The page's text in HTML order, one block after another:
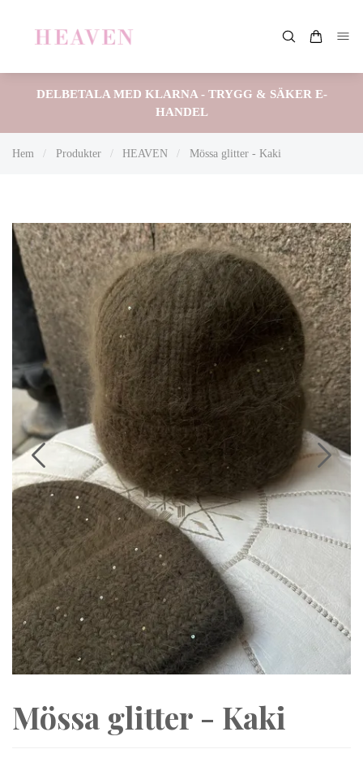
DELBETALA MED KLARNA - TRYGG & SÄKER E-
HANDEL
Hem / Produkter / HEAVEN / Mössa glitter - Kaki
Mössa glitter - Kaki